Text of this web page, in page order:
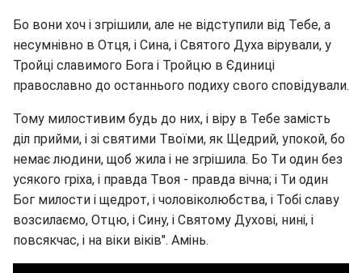
Бо вони хоч і згрішили, але не відступили від Тебе, а
несумнівно в Отця, і Сина, і Святого Духа вірували, у
Тройці славимого Бога і Тройцю в Єдиниці
православно до останнього подиху свого сповідували.
Тому милостивим будь до них, і віру в Тебе замість
діл прийми, і зі святими Твоїми, як Щедрий, упокой, бо
немає людини, щоб жила і не згрішила. Бо Ти один без
усякого гріха, і правда Твоя - правда вічна; і Ти один
Бог милости і щедрот, і чоловіколюбства, і Тобі славу
возсилаємо, Отцю, і Сину, і Святому Духові, нині, і
повсякчас, і на віки віків". Амінь.